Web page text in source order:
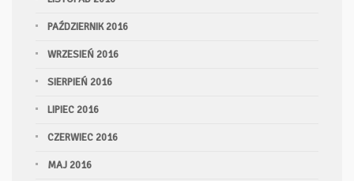
PAŹDZIERNIK 2016
WRZESIEŃ 2016
SIERPIEŃ 2016
LIPIEC 2016
CZERWIEC 2016
MAJ 2016